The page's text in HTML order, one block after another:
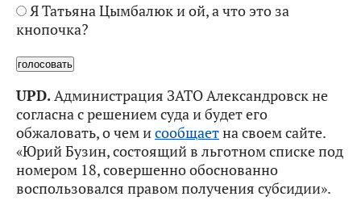
Я Татьяна Цымбалюк и ой, а что это за
кнопочка?
UPD.Администрация ЗАТО Александровск не
согласна с решением суда и будет его
обжаловать, о чем исообщаетна своем сайте.
«Юрий Бузин, состоящий в льготном списке под
номером 18, совершенно обоснованно
воспользовался правом получения субсидии».